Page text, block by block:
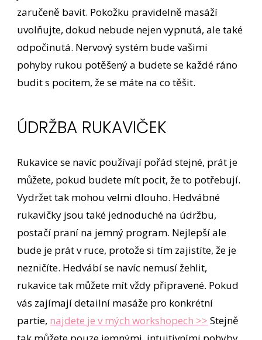
zaručeně bavit. Pokožku pravidelně masáží
uvolňujte, dokud nebude nejen vypnutá, ale také
odpočinutá. Nervový systém bude vašimi
pohyby rukou potěšený a budete se každé ráno
budit s pocitem, že se máte na co těšit.
ÚDRŽBA RUKAVIČEK
Rukavice se navíc používají pořád stejné, prát je
můžete, pokud budete mít pocit, že to potřebují.
Vydržet tak mohou velmi dlouho. Hedvábné
rukavičky jsou také jednoduché na údržbu,
postačí praní na jemný program. Nejlepší ale
bude je prát v ruce, protože si tím zajistíte, že je
nezničíte. Hedvábí se navíc nemusí žehlit,
rukavice tak můžete mít vždy připravené. Pokud
vás zajímají detailní masáže pro konkrétní
partie, najdete je v mých workshopech >> Stejně